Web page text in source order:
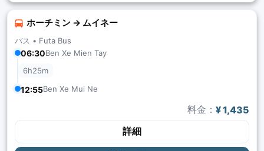
ホーチミン → ムイネー
バス • Futa Bus
06:30Ben Xe Mien Tay
6h25m
12:55Ben Xe Mui Ne
料金： ¥ 1,435
詳細